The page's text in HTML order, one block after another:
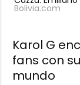
Bolivia.com
Karol G
fans con
mundo